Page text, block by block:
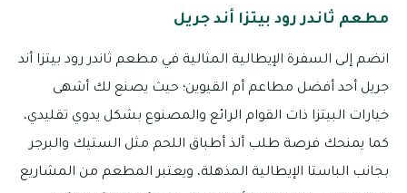
مطعم ثاندر رود بيتزا أند جريل
انضم إلى السفرة الإيطالية المثالية في مطعم ثاندر رود بيتزا أند
جريل أحد أفضل مطاعم أم القيوين؛ حيث يصنع لك أشهى
خيارات البيتزا ذات القوام الرائع والمصنوع بشكل يدوي تقليدي،
كما يمنحك فرصة طلب ألذ أطباق اللحم مثل الستيك والبرجر
بجانب الباستا الإيطالية المذهلة، ويعتبر المطعم من المشاريع